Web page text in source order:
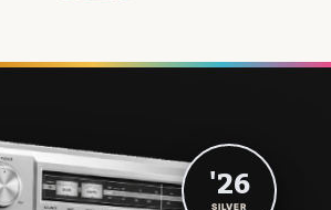
'26
SILVER